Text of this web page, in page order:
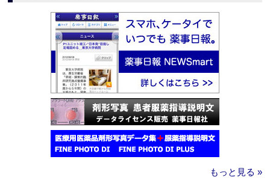
もっと見る »